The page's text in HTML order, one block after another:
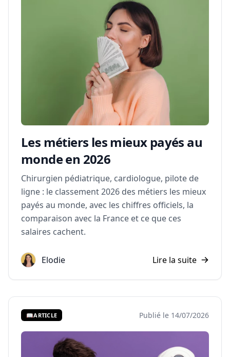
Les métiers les mieux payés au
monde en 2026
Chirurgien pédiatrique, cardiologue, pilote de
ligne : le classement 2026 des métiers les mieux
payés au monde, avec les chiffres officiels, la
comparaison avec la France et ce que ces
salaires cachent.
Elodie Lire la suite
📖ARTICLE Publié le 14/07/2026